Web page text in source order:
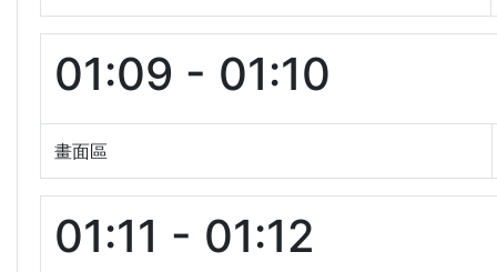
01:09 - 01:10
畫面區
01:11 - 01:12